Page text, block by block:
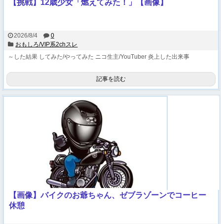
【挑戦】12歳少女「燃えてみた！」【画像】
2026/8/4
0
おもしろ/VIP系2chスレ
～した結果 してみた/やってみた ニコ生主/YouTuber 炎上した出来事
記事を読む
【画像】バイクのお爺ちゃん、ゼブラゾーンでコーヒー
休憩